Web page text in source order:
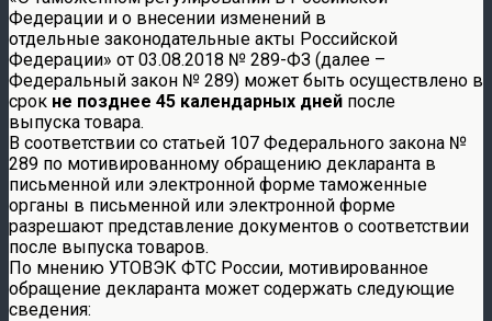
Федерации и о внесении изменений в
отдельные законодательные акты Российской
Федерации» от 03.08.2018 № 289-ФЗ (далее –
Федеральный закон № 289) может быть осуществлено в
срок не позднее 45 календарных дней после
выпуска товара.
В соответствии со статьей 107 Федерального закона №
289 по мотивированному обращению декларанта в
письменной или электронной форме таможенные
органы в письменной или электронной форме
разрешают представление документов о соответствии
после выпуска товаров.
По мнению УТОВЭК ФТС России, мотивированное
обращение декларанта может содержать следующие
сведения: